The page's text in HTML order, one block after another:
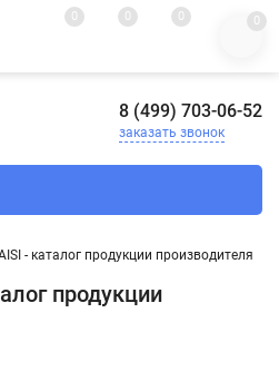
0 0 0 0
8 (499) 703-06-52
заказать звонок
- каталог продукции производителя
продукции